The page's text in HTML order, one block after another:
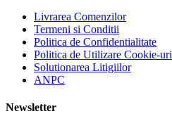
Livrarea Comenzilor
Termeni si Conditii
Politica de Confidentialitate
Politica de Utilizare Cookie-uri
Solutionarea Litigiilor
ANPC
Newsletter